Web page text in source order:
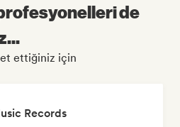
de
ettiğiniz için
Records